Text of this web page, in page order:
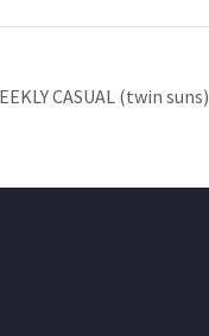
CASUAL (twin suns)